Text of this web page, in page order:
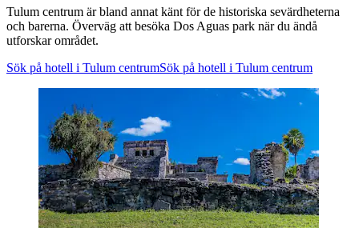
Tulum centrum är bland annat känt för de historiska sevärdheterna
och barerna. Överväg att besöka Dos Aguas park när du ändå
utforskar området.
Sök på hotell i Tulum centrumSök på hotell i Tulum centrum